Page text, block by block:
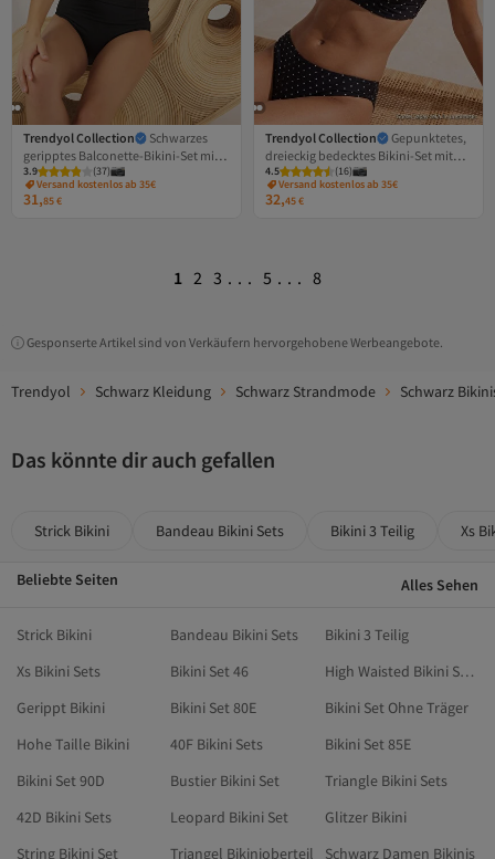
Trendyol Collection
Schwarzes
geripptes Balconette-Bikini-Set mit
hoher Taille und Hipster-Schnitt
TBESS25BT00143
3.9 (37)
Versand kostenlos ab 35€
31,85€
Trendyol Collection
Gepunktetes,
dreieckig bedecktes Bikini-Set mit
normaler Taille TBESS26BT00122
4.5 (16)
Versand kostenlos ab 35€
32,45€
1 2 3 ... 5 ... 8
Gesponserte Artikel sind von Verkäufern hervorgehobene Werbeangebote.
Trendyol Schwarz Kleidung Schwarz Strandmode Schwarz
Das könnte dir auch gefallen
Strick Bikini Bandeau Bikini Sets Bikini 3 Teilig Xs
Beliebte Seiten Alles Sehen
Strick Bikini Bandeau Bikini Sets
Bikini 3 Teilig
Xs Bikini Sets
Bikini Set 46
High Waisted Bikini Sets
Gerippt Bikini
Bikini Set 80E
Bikini Set Ohne Träger
Hohe Taille Bikini
40F Bikini Sets
Bikini Set 85E
Bikini Set 90D
Bustier Bikini Set
Triangle Bikini Sets
42D Bikini Sets
Leopard Bikini Set
Glitzer Bikini
String Bikini Set
Triangel Bikinioberteil
Schwarz Damen Bikinis